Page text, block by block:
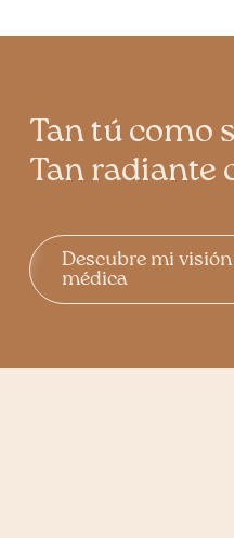
Tan tú como
Tan radiante
Descubre mi
médica